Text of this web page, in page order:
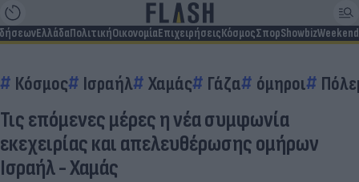
ΕλλάδαΠολιτικήΟικονομίαΕπιχειρήσειςΚόσμοςΣπορShowbizWeekend
Κόσμος Ισραήλ Χαμάς Γάζα όμηροι
Τις επόμενες μέρες η νέα συμφωνία
εκεχειρίας και απελευθέρωσης ομήρων
Ισραήλ - Χαμάς